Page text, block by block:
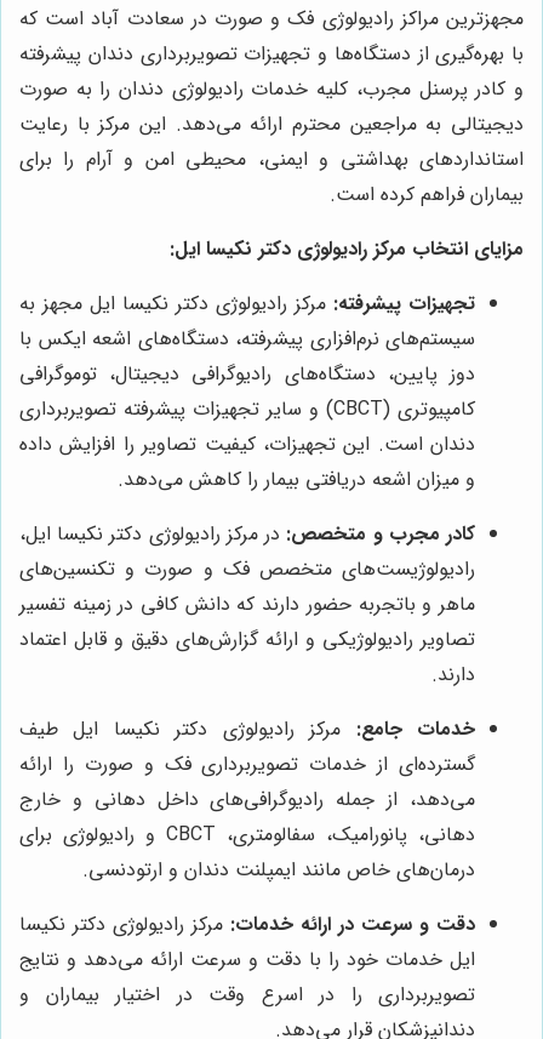
مجهزترین مراکز رادیولوژی فک و صورت در سعادت آباد است که
با بهره‌گیری از دستگاه‌ها و تجهیزات تصویربرداری دندان پیشرفته
و کادر پرسنل مجرب، کلیه خدمات رادیولوژی دندان را به صورت
دیجیتالی به مراجعین محترم ارائه می‌دهد. این مرکز با رعایت
استانداردهای بهداشتی و ایمنی، محیطی امن و آرام را برای
بیماران فراهم کرده است.
مزایای انتخاب مرکز رادیولوژی دکتر نکیسا ایل:
تجهیزات پیشرفته: مرکز رادیولوژی دکتر نکیسا ایل مجهز به
سیستم‌های نرم‌افزاری پیشرفته، دستگاه‌های اشعه ایکس با
دوز پایین، دستگاه‌های رادیوگرافی دیجیتال، توموگرافی
کامپیوتری (CBCT) و سایر تجهیزات پیشرفته تصویربرداری
دندان است. این تجهیزات، کیفیت تصاویر را افزایش داده
و میزان اشعه دریافتی بیمار را کاهش می‌دهد.
کادر مجرب و متخصص: در مرکز رادیولوژی دکتر نکیسا ایل،
رادیولوژیست‌های متخصص فک و صورت و تکنسین‌های
ماهر و باتجربه حضور دارند که دانش کافی در زمینه تفسیر
تصاویر رادیولوژیکی و ارائه گزارش‌های دقیق و قابل اعتماد
دارند.
خدمات جامع: مرکز رادیولوژی دکتر نکیسا ایل طیف
گسترده‌ای از خدمات تصویربرداری فک و صورت را ارائه
می‌دهد، از جمله رادیوگرافی‌های داخل دهانی و خارج
دهانی، پانورامیک، سفالومتری، CBCT و رادیولوژی برای
درمان‌های خاص مانند ایمپلنت دندان و ارتودنسی.
دقت و سرعت در ارائه خدمات: مرکز رادیولوژی دکتر نکیسا
ایل خدمات خود را با دقت و سرعت ارائه می‌دهد و نتایج
تصویربرداری را در اسرع وقت در اختیار بیماران و
دندانپزشکان قرار می‌دهد.